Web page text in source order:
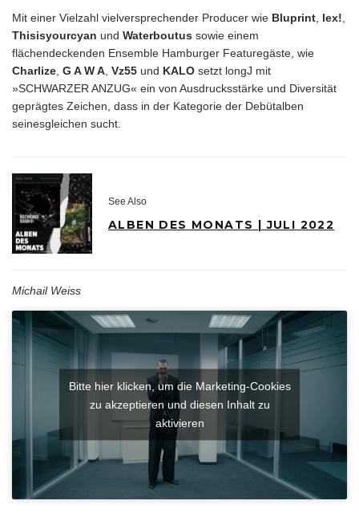
Mit einer Vielzahl vielversprechender Producer wie Bluprint lex!
Thisisyourcyan und Waterboutus sowie einem
flächendeckenden Ensemble Hamburger Featuregäste, wie
Charlize G A W A Vz55 und KALO setzt longJ mit
»SCHWARZER ANZUG« ein von Ausdrucksstärke und Diversität
geprägtes Zeichen, dass in der Kategorie der Debütalben
seinesgleichen sucht.
See Also
ALBEN DES MONATS | JULI 2022
Michail Weiss
Bitte hier klicken, um die Marketing-Cookies
zu akzeptieren und diesen Inhalt zu
aktivieren